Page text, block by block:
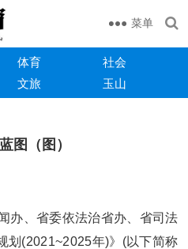
菜单
体育
社会
文旅 玉山
图（图）
、省委依法治省办、省司法
划(2021~2025年)》(以下简称